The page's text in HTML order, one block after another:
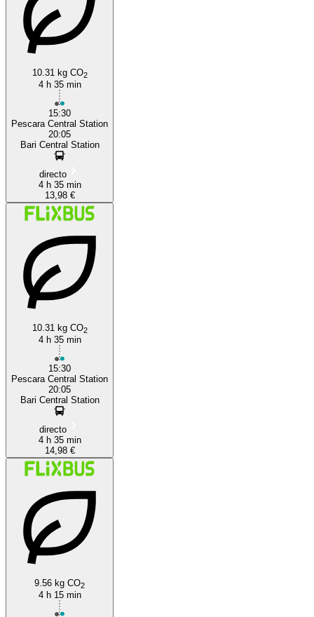
10.31 kg CO2
4 h 35 min
15:30
Pescara Central Station
20:05
Bari Central Station
directo
4 h 35 min
13,98 €
10.31 kg CO2
4 h 35 min
15:30
Pescara Central Station
20:05
Bari Central Station
directo
4 h 35 min
14,98 €
9.56 kg CO2
4 h 15 min